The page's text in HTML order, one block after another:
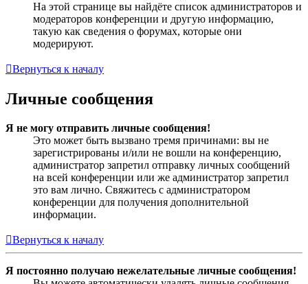
На этой странице вы найдёте список администраторов и
модераторов конференции и другую информацию,
такую как сведения о форумах, которые они
модерируют.
Вернуться к началу
Личные сообщения
Я не могу отправить личные сообщения!
Это может быть вызвано тремя причинами: вы не
зарегистрированы и/или не вошли на конференцию,
администратор запретил отправку личных сообщений
на всей конференции или же администратор запретил
это вам лично. Свяжитесь с администратором
конференции для получения дополнительной
информации.
Вернуться к началу
Я постоянно получаю нежелательные личные сообщения!